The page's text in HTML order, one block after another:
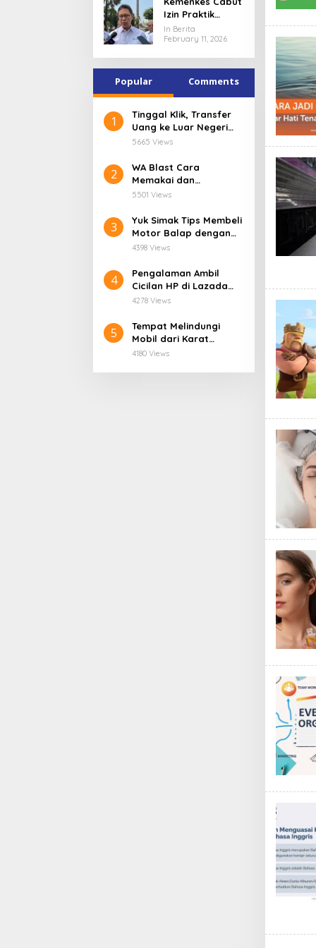
Pusaran Hukum
Izin Praktik
Dokter Terlibat
Kasus PPDS
In Berita
February 11, 2026
Popular Comments
1
Tinggal Klik, Transfer
Uang ke Luar Negeri
Pakai Aplikasi digibank
5665 Views
2
WA Blast Cara
Memakai dan
Keuntungannya dalam
5501 Views
3
Yuk Simak Tips Membeli
Motor Balap dengan
Kredit Tanpa Agunan
4398 Views
4
Pengalaman Ambil
Cicilan HP di Lazada
Pakai Kredivo, Mudah
Semua Kalangan
4278 Views
5
Tempat Melindungi
Mobil dari Karat
Terbaik
4180 Views